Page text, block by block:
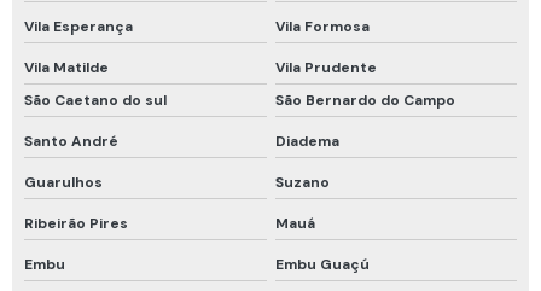
Equipamentos de resgate espaço confinado
Equipamentos de segurança para espaço confinado
Roupa de bombeiro
Vestimenta de bombeiro
Cadastro de espaço confinado
Calibração rbc
Calibração rbc e rastreável
Vila Esperança Vila Formosa
Vila Matilde
Vila Prudente
São Caetano do sul
São Bernardo do Campo
Santo André Diadema
Guarulhos Suzano
Ribeirão Pires Mauá
Embu Embu Guaçú